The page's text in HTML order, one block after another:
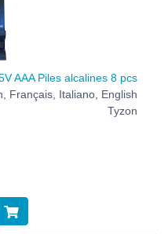
AAA Piles alcalines 8 pcs
Français, Italiano, English
Tyzon